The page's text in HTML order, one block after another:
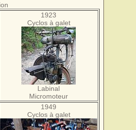
1923
Cyclos à galet
Labinal
Micromoteur
1949
Cyclos à galet